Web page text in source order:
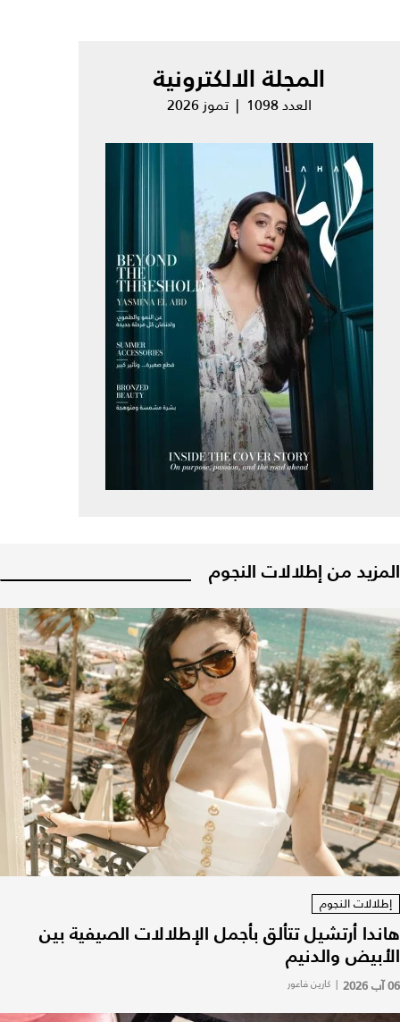
المجلة الالكترونية
العدد 1098 | تموز 2026
المزيد من إطلالات النجوم
إطلالات النجوم
هاندا أرتشيل تتألق بأجمل الإطلالات الصيفية بين
الأبيض والدنيم
06 آب 2026 | كارين فاعور